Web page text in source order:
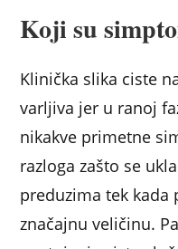
Koji su
Klinička slika ciste
varljiva jer u ranoj
nikakve primetne
razloga zašto se
preduzima tek kada
značajnu veličinu.